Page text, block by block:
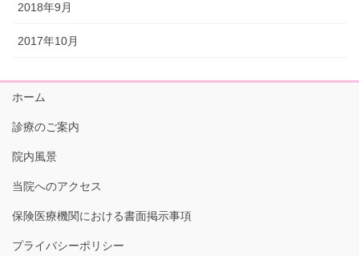
2018年9月
2017年10月
ホーム
診療のご案内
院内風景
当院へのアクセス
保険医療機関における書面掲示事項
プライバシーポリシー